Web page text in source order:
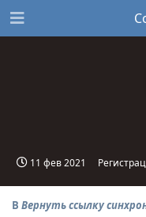
11 фев 2021
В Вернуть ссылку